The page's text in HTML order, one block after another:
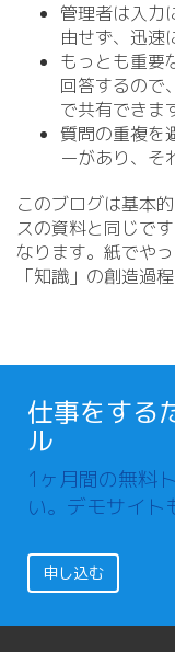
管理者は入力
由せず、迅速
もっとも重要
回答するので
で共有できま
質問の重複を
ーがあり、そ
このブログは基本
スの資料と同じで
なります。紙でや
「知識」の創造過
仕事をする
ル
1ヶ月間の無料
い。デモサイト
申し込む